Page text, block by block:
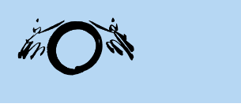
Inhalt
springen